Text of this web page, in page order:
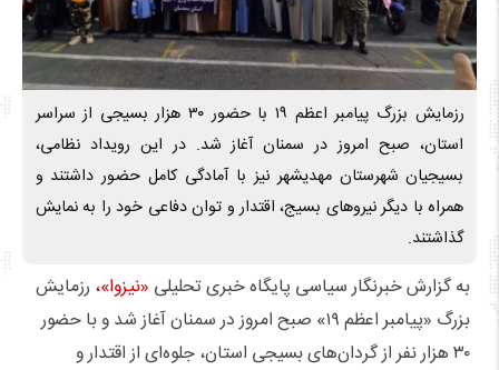
رزمایش بزرگ پیامبر اعظم ۱۹ با حضور ۳۰ هزار بسیجی از سراسر
استان، صبح امروز در سمنان آغاز شد. در این رویداد نظامی،
بسیجیان شهرستان مهدیشهر نیز با آمادگی کامل حضور داشتند و
همراه با دیگر نیروهای بسیج، اقتدار و توان دفاعی خود را به نمایش
گذاشتند.
به گزارش خبرنگار سیاسی پایگاه خبری تحلیلی «نیزوا»، رزمایش
بزرگ «پیامبر اعظم ۱۹» صبح امروز در سمنان آغاز شد و با حضور
۳۰ هزار نفر از گردان‌های بسیجی استان، جلوه‌ای از اقتدار و